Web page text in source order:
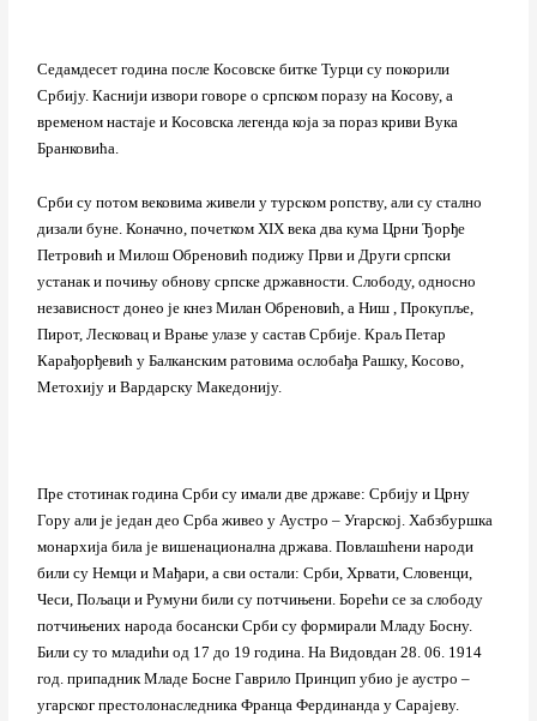
Седамдесет година после Косовске битке Турци су покорили
Србију. Каснији извори говоре о српском поразу на Косову, а
временом настаје и Косовска легенда која за пораз криви Вука
Бранковића.
Срби су потом вековима живели у турском ропству, али су стално
дизали буне. Коначно, почетком XIX века два кума Црни Ђорђе
Петровић и Милош Обреновић подижу Први и Други српски
устанак и почињу обнову српске државности. Слободу, односно
независност донео је кнез Милан Обреновић, а Ниш , Прокупље,
Пирот, Лесковац и Врање улазе у састав Србије. Краљ Петар
Карађорђевић у Балканским ратовима ослобађа Рашку, Косово,
Метохију и Вардарску Македонију.
Пре стотинак година Срби су имали две државе: Србију и Црну
Гору али је један део Срба живео у Аустро – Угарској. Хабзбуршка
монархија била је вишенационална држава. Повлашћени народи
били су Немци и Мађари, а сви остали: Срби, Хрвати, Словенци,
Чеси, Пољаци и Румуни били су потчињени. Борећи се за слободу
потчињених народа босански Срби су формирали Младу Босну.
Били су то младићи од 17 до 19 година. На Видовдан 28. 06. 1914
год. припадник Младе Босне Гаврило Принцип убио је аустро –
угарског престолонаследника Франца Фердинанда у Сарајеву.